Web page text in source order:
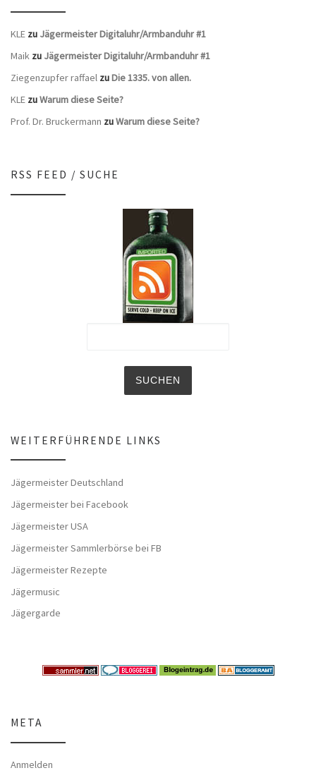
KLE zu Jägermeister Digitaluhr/Armbanduhr #1
Maik zu Jägermeister Digitaluhr/Armbanduhr #1
Ziegenzupfer raffael zuDie 1335. von allen.
KLE zuWarum diese Seite?
Prof. Dr. Bruckermann zuWarum diese Seite?
RSS FEED / SUCHE
WEITERFÜHRENDE LINKS
Jägermeister Deutschland
Jägermeister bei Facebook
Jägermeister USA
Jägermeister Sammlerbörse bei FB
Jägermeister Rezepte
Jägermusic
Jägergarde
META
Anmelden